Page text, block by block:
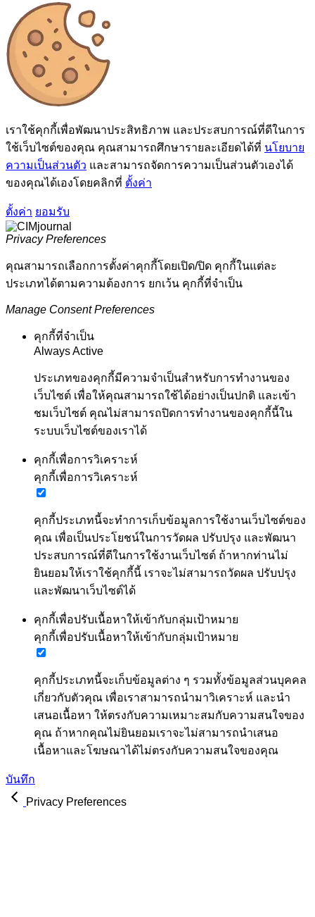
เราใช้คุกกี้เพื่อพัฒนาประสิทธิภาพ และประสบการณ์ที่ดีในการ
ใช้เว็บไซต์ของคุณ คุณสามารถศึกษารายละเอียดได้ที่ นโยบาย
ความเป็นส่วนตัว และสามารถจัดการความเป็นส่วนตัวเองได้
ของคุณได้เองโดยคลิกที่ ตั้งค่า
ตั้งค่า ยอมรับ
Privacy Preferences
คุณสามารถเลือกการตั้งค่าคุกกี้โดยเปิด/ปิด คุกกี้ในแต่ละ
ประเภทได้ตามความต้องการ ยกเว้น คุกกี้ที่จำเป็น
Manage Consent Preferences
คุกกี้ที่จำเป็น
Always Active
ประเภทของคุกกี้มีความจำเป็นสำหรับการทำงานของ
เว็บไซต์ เพื่อให้คุณสามารถใช้ได้อย่างเป็นปกติ และเข้า
ชมเว็บไซต์ คุณไม่สามารถปิดการทำงานของคุกกี้นี้ใน
ระบบเว็บไซต์ของเราได้
คุกกี้เพื่อการวิเคราะห์
คุกกี้เพื่อการวิเคราะห์
คุกกี้ประเภทนี้จะทำการเก็บข้อมูลการใช้งานเว็บไซต์ของ
คุณ เพื่อเป็นประโยชน์ในการวัดผล ปรับปรุง และพัฒนา
ประสบการณ์ที่ดีในการใช้งานเว็บไซต์ ถ้าหากท่านไม่
ยินยอมให้เราใช้คุกกี้นี้ เราจะไม่สามารถวัดผล ปรับปรุง
และพัฒนาเว็บไซต์ได้
คุกกี้เพื่อปรับเนื้อหาให้เข้ากับกลุ่มเป้าหมาย
คุกกี้เพื่อปรับเนื้อหาให้เข้ากับกลุ่มเป้าหมาย
คุกกี้ประเภทนี้จะเก็บข้อมูลต่าง ๆ รวมทั้งข้อมูลส่วนบุคคล
เกี่ยวกับตัวคุณ เพื่อเราสามารถนำมาวิเคราะห์ และนำ
เสนอเนื้อหา ให้ตรงกับความเหมาะสมกับความสนใจของ
คุณ ถ้าหากคุณไม่ยินยอมเราจะไม่สามารถนำเสนอ
เนื้อหาและโฆษณาได้ไม่ตรงกับความสนใจของคุณ
บันทึก
Privacy Preferences